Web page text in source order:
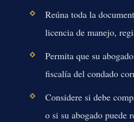
Reúna toda la
licencia de manejo,
Permita que su
fiscalía del condado
Considere si debe
o si su abogado puede